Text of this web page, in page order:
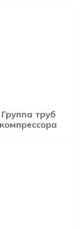
Группа труб
компрессора